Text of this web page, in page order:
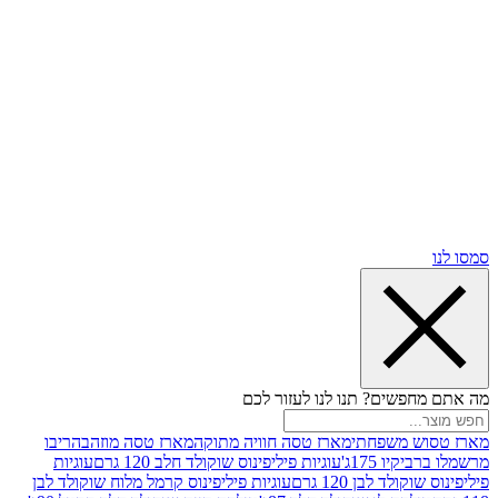
תנו לנו לעזור לכם
משפחתימארז טסה חוויה מתוקהמארז טסה מוזהבהריבו
175ג'
עוגיות פיליפינוס שוקולד חלב 120 גרם
עוגיות
לבן 120 גרם
עוגיות פיליפינוס קרמל מלוח שוקולד לבן